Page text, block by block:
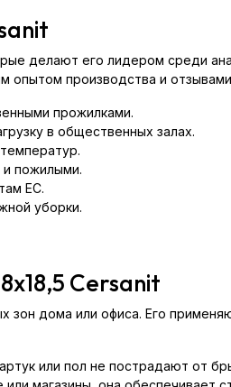
делают его лидером среди
опытом производства и
прожилками.
в общественных залах.
и пожилыми.
ЕС.
уборки.
Cersanit
дома или офиса. Его
или пол не пострадают от